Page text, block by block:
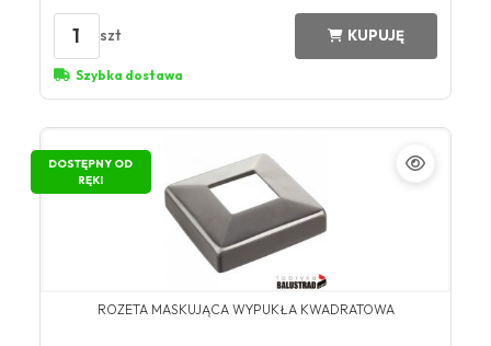
1 szt KUPUJĘ
Szybka dostawa
DOSTĘPNY OD
RĘKI
ROZETA MASKUJĄCA WYPUKŁA KWADRATOWA